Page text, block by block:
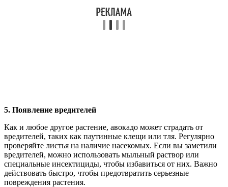
5. Появление вредителей
Как и любое другое растение, авокадо может страдать от
вредителей, таких как паутинные клещи или тля. Регулярно
проверяйте листья на наличие насекомых. Если вы заметили
вредителей, можно использовать мыльный раствор или
специальные инсектициды, чтобы избавиться от них. Важно
действовать быстро, чтобы предотвратить серьезные
повреждения растения.